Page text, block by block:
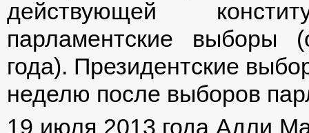
действующей
парламентские выборы
года). Президентские
неделю после выборов
19 июля 2013 года Адли